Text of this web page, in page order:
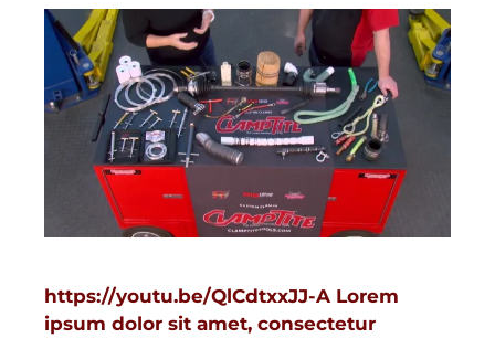
https://youtu.be/QlCdtxxJJ-A Lorem
ipsum dolor sit amet, consectetur